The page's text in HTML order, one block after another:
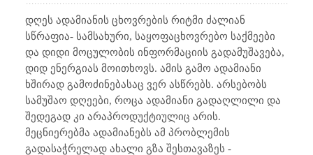
დღეს ადამიანის ცხოვრების რიტმი ძალიან
სწრაფია- სამსახური, საყოფაცხოვრებო საქმეები
და დიდი მოცულობის ინფორმაციის გადამუშავება,
დიდ ენერგიას მოითხოვს. ამის გამო ადამიანი
ხშირად გამოძინებასაც ვერ ასწრებს. არსებობს
სამუშაო დღეები, როცა ადამიანი გადაღლილი და
შედეგად კი არაპროდუქტიულიც არის.
მეცნიერებმა ადამიანებს ამ პრობლემის
გადასაჭრელად ახალი გზა შესთავაზეს -